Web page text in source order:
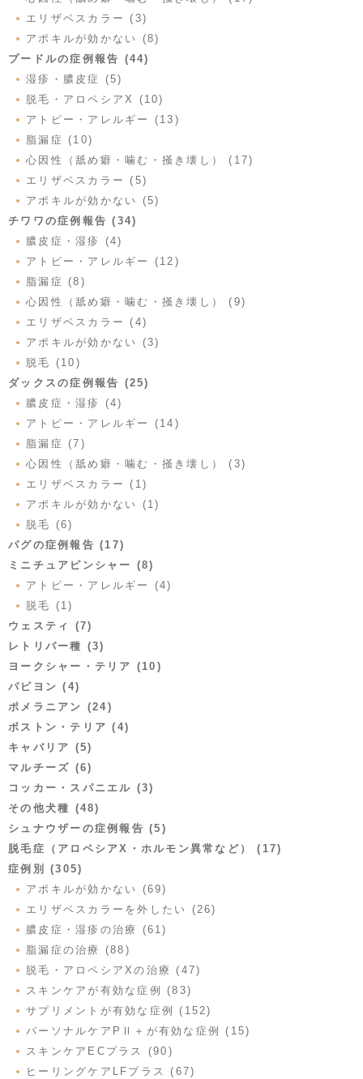
エリザベスカラー (3)
アポキルが効かない (8)
プードルの症例報告 (44)
湿疹・膿皮症 (5)
脱毛・アロペシアX (10)
アトピー・アレルギー (13)
脂漏症 (10)
心因性（舐め癖・噛む・掻き壊し） (17)
エリザベスカラー (5)
アポキルが効かない (5)
チワワの症例報告 (34)
膿皮症・湿疹 (4)
アトピー・アレルギー (12)
脂漏症 (8)
心因性（舐め癖・噛む・掻き壊し） (9)
エリザベスカラー (4)
アポキルが効かない (3)
脱毛 (10)
ダックスの症例報告 (25)
膿皮症・湿疹 (4)
アトピー・アレルギー (14)
脂漏症 (7)
心因性（舐め癖・噛む・掻き壊し） (3)
エリザベスカラー (1)
アポキルが効かない (1)
脱毛 (6)
パグの症例報告 (17)
ミニチュアピンシャー (8)
アトピー・アレルギー (4)
脱毛 (1)
ウェスティ (7)
レトリバー種 (3)
ヨークシャー・テリア (10)
パピヨン (4)
ポメラニアン (24)
ボストン・テリア (4)
キャバリア (5)
マルチーズ (6)
コッカー・スパニエル (3)
その他犬種 (48)
シュナウザーの症例報告 (5)
脱毛症（アロペシアX・ホルモン異常など） (17)
症例別 (305)
アポキルが効かない (69)
エリザベスカラーを外したい (26)
膿皮症・湿疹の治療 (61)
脂漏症の治療 (88)
脱毛・アロペシアXの治療 (47)
スキンケアが有効な症例 (83)
サプリメントが有効な症例 (152)
パーソナルケアPⅡ＋が有効な症例 (15)
スキンケアECプラス (90)
ヒーリングケアLFプラス (67)